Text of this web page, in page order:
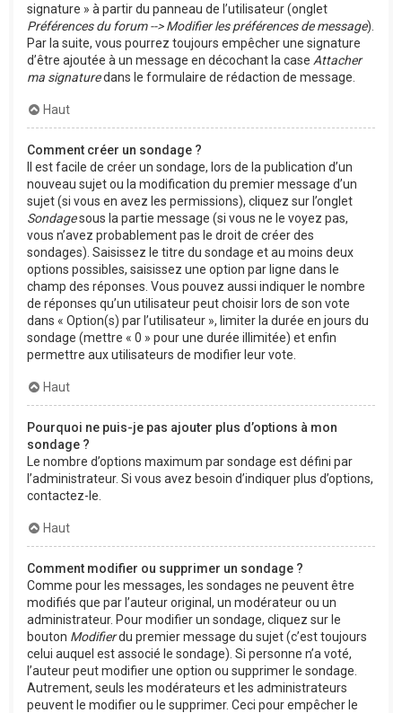
signature » à partir du panneau de l’utilisateur (onglet
Préférences du forum --> Modifier les préférences de message).
Par la suite, vous pourrez toujours empêcher une signature
d’être ajoutée à un message en décochant la case Attacher
ma signaturedans le formulaire de rédaction de message.
Haut
Comment créer un sondage ?
Il est facile de créer un sondage, lors de la publication d’un
nouveau sujet ou la modification du premier message d’un
sujet (si vous en avez les permissions), cliquez sur l’onglet
Sondagesous la partie message (si vous ne le voyez pas,
vous n’avez probablement pas le droit de créer des
sondages). Saisissez le titre du sondage et au moins deux
options possibles, saisissez une option par ligne dans le
champ des réponses. Vous pouvez aussi indiquer le nombre
de réponses qu’un utilisateur peut choisir lors de son vote
dans « Option(s) par l’utilisateur », limiter la durée en jours du
sondage (mettre « 0 » pour une durée illimitée) et enfin
permettre aux utilisateurs de modifier leur vote.
Haut
Pourquoi ne puis-je pas ajouter plus d’options à mon
sondage ?
Le nombre d’options maximum par sondage est défini par
l’administrateur. Si vous avez besoin d’indiquer plus d’options,
contactez-le.
Haut
Comment modifier ou supprimer un sondage ?
Comme pour les messages, les sondages ne peuvent être
modifiés que par l’auteur original, un modérateur ou un
administrateur. Pour modifier un sondage, cliquez sur le
bouton Modifierdu premier message du sujet (c’est toujours
celui auquel est associé le sondage). Si personne n’a voté,
l’auteur peut modifier une option ou supprimer le sondage.
Autrement, seuls les modérateurs et les administrateurs
peuvent le modifier ou le supprimer. Ceci pour empêcher le